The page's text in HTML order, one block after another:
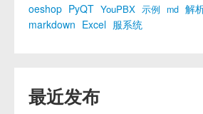
oeshop PyQT YouPBX 示例 md 解
markdown Excel 服系统
最近发布